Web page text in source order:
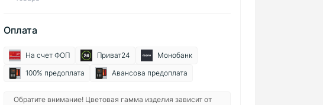
Оплата
На счет ФОП Приват24
Монобанк
100% предоплата
Авансова предоплата
Обратите внимание! Цветовая гамма изделия зависит от